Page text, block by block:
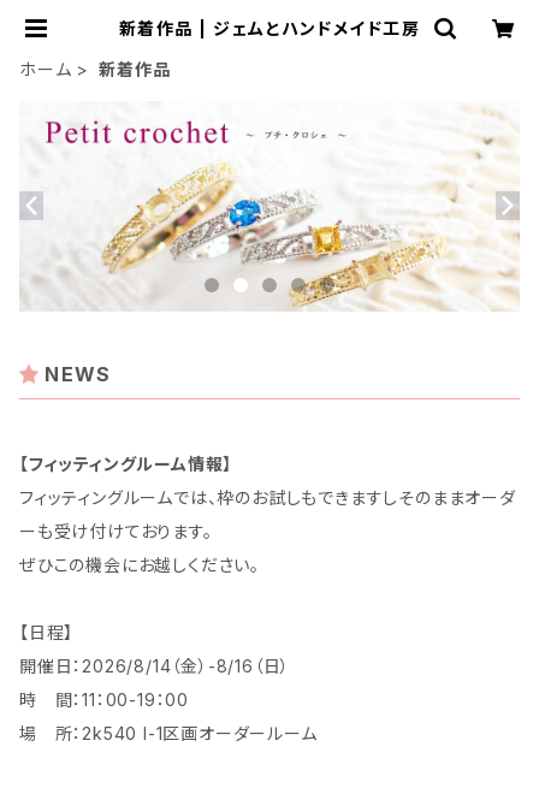
新着作品 | ジェムとハンドメイド工房
ホーム
新着作品
NEWS
【フィッティングルーム情報】
フィッティングルームでは、枠のお試しもできますしそのままオーダ
ーも受け付けております。
ぜひこの機会にお越しください。
【日程】
開催日：2026/8/14（金）-8/16（日）
時 間：11：00-19：00
場 所：2k540 I-1区画オーダールーム